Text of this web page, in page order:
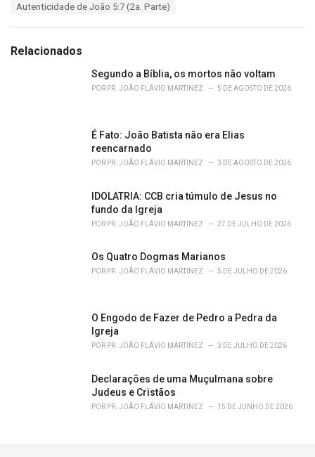
o
r:
Autenticidade de João 5:7 (2a. Parte)
Relacionados
Segundo a Bíblia, os mortos não voltam
POR PR. JOÃO FLÁVIO MARTINEZ 5 DE AGOSTO DE 2026
É Fato: João Batista não era Elias
reencarnado
POR PR. JOÃO FLÁVIO MARTINEZ 3 DE AGOSTO DE 2026
IDOLATRIA: CCB cria túmulo de Jesus no
fundo da Igreja
POR PR. JOÃO FLÁVIO MARTINEZ 27 DE JULHO DE 2026
Os Quatro Dogmas Marianos
POR PR. JOÃO FLÁVIO MARTINEZ 5 DE JULHO DE 2026
O Engodo de Fazer de Pedro a Pedra da
Igreja
POR PR. JOÃO FLÁVIO MARTINEZ 3 DE JULHO DE 2026
Declarações de uma Muçulmana sobre
Judeus e Cristãos
POR PR. JOÃO FLÁVIO MARTINEZ 15 DE JUNHO DE 2026